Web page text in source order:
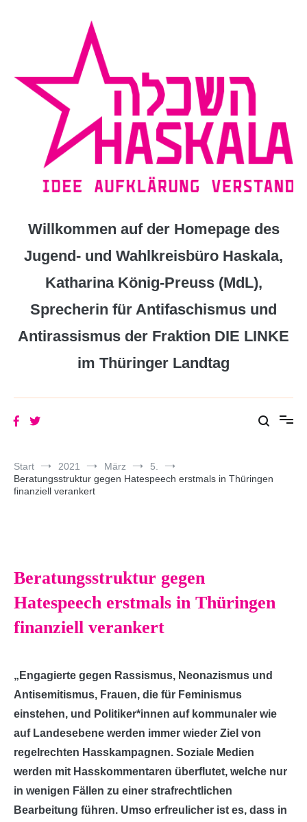
Willkommen auf der Homepage des
Jugend- und Wahlkreisbüro Haskala,
Katharina König-Preuss (MdL),
Sprecherin für Antifaschismus und
Antirassismus der Fraktion DIE LINKE
im Thüringer Landtag
Start 2021 März
5.
Beratungsstruktur gegen Hatespeech erstmals in Thüringen
finanziell verankert
Beratungsstruktur gegen
Hatespeech erstmals in Thüringen
finanziell verankert
„Engagierte gegen Rassismus, Neonazismus und
Antisemitismus, Frauen, die für Feminismus
einstehen, und Politiker*innen auf kommunaler wie
auf Landesebene werden immer wieder Ziel von
regelrechten Hasskampagnen. Soziale Medien
werden mit Hasskommentaren überflutet, welche nur
in wenigen Fällen zu einer strafrechtlichen
Bearbeitung führen. Umso erfreulicher ist es, dass in